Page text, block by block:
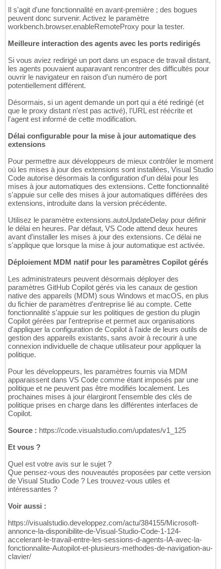
Il s'agit d'une fonctionnalité en avant-première ; des bogues
peuvent donc survenir. Activez le paramètre
workbench.browser.enableRemoteProxy pour la tester.
Meilleure interaction des agents avec les ports redirigés
Si vous aviez redirigé un port dans un espace de travail distant,
les agents pouvaient auparavant rencontrer des difficultés pour
ouvrir le navigateur en raison d'un numéro de port
potentiellement différent.
Désormais, si un agent demande un port qui a été redirigé (et
que le proxy distant n'est pas activé), l'URL est réécrite et
l'agent est informé de cette modification.
Délai configurable pour la mise à jour automatique des
extensions
Pour permettre aux développeurs de mieux contrôler le moment
où les mises à jour des extensions sont installées, Visual Studio
Code autorise désormais la configuration d'un délai pour les
mises à jour automatiques des extensions. Cette fonctionnalité
s'appuie sur celle des mises à jour automatiques différées des
extensions, introduite dans la version précédente.
Utilisez le paramètre extensions.autoUpdateDelay pour définir
le délai en heures. Par défaut, VS Code attend deux heures
avant d'installer les mises à jour des extensions. Ce délai ne
s'applique que lorsque la mise à jour automatique est activée.
Déploiement MDM natif pour les paramètres Copilot gérés
Les administrateurs peuvent désormais déployer des
paramètres GitHub Copilot gérés via les canaux de gestion
native des appareils (MDM) sous Windows et macOS, en plus
du fichier de paramètres d'entreprise lié au compte. Cette
fonctionnalité s'appuie sur les politiques de gestion du plugin
Copilot gérées par l'entreprise et permet aux organisations
d'appliquer la configuration de Copilot à l'aide de leurs outils de
gestion des appareils existants, sans avoir à recourir à une
connexion individuelle de chaque utilisateur pour appliquer la
politique.
Pour les développeurs, les paramètres fournis via MDM
apparaissent dans VS Code comme étant imposés par une
politique et ne peuvent pas être modifiés localement. Les
prochaines mises à jour élargiront l'ensemble des clés de
politique prises en charge dans les différentes interfaces de
Copilot.
Source : https://code.visualstudio.com/updates/v1_125
Et vous ?
Quel est votre avis sur le sujet ?
Que pensez-vous des nouveautés proposées par cette version
de Visual Studio Code ? Les trouvez-vous utiles et
intéressantes ?
Voir aussi :
https://visualstudio.developpez.com/actu/384155/Microsoft-
annonce-la-disponibilite-de-Visual-Studio-Code-1-124-
accelerant-le-travail-entre-les-sessions-d-agents-IA-avec-la-
fonctionnalite-Autopilot-et-plusieurs-methodes-de-navigation-au-
clavier/